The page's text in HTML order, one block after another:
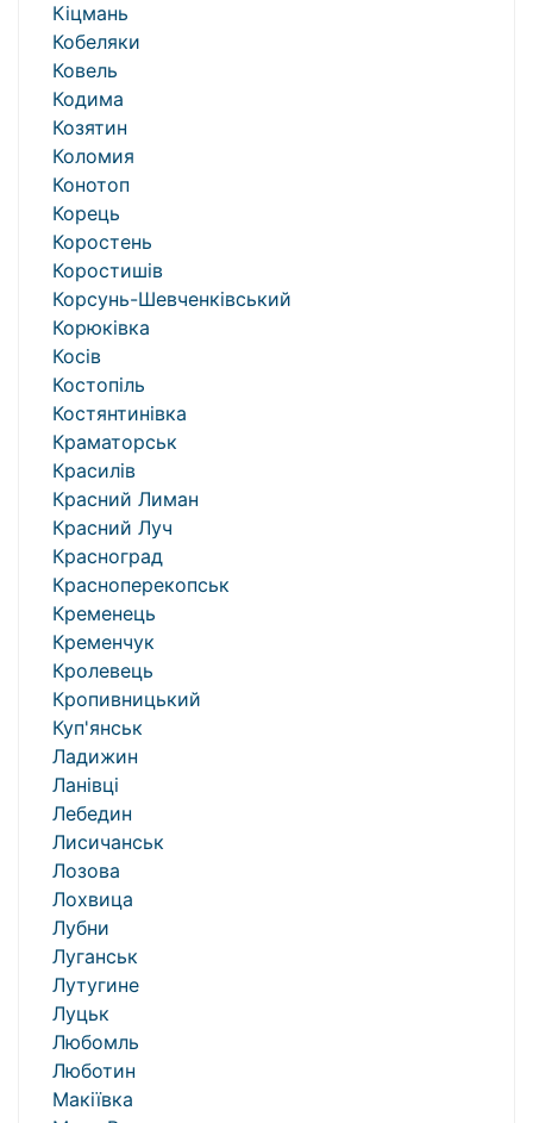
Кіцмань
Кобеляки
Ковель
Кодима
Козятин
Коломия
Конотоп
Корець
Коростень
Коростишів
Корсунь-Шевченківський
Корюківка
Косів
Костопіль
Костянтинівка
Краматорськ
Красилів
Красний Лиман
Красний Луч
Красноград
Красноперекопськ
Кременець
Кременчук
Кролевець
Кропивницький
Куп'янськ
Ладижин
Ланівці
Лебедин
Лисичанськ
Лозова
Лохвица
Лубни
Луганськ
Лутугине
Луцьк
Любомль
Люботин
Макіївка